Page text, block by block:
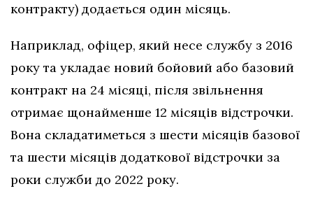
контракту) додається один місяць.
Наприклад, офіцер, який несе службу з 2016
року та укладає новий бойовий або базовий
контракт на 24 місяці, після звільнення
отримає щонайменше 12 місяців відстрочки.
Вона складатиметься з шести місяців базової
та шести місяців додаткової відстрочки за
роки служби до 2022 року.